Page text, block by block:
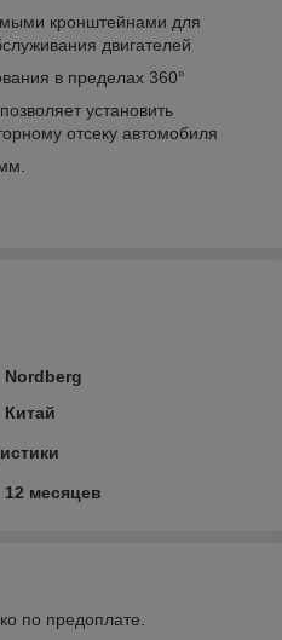
кронштейнами для
двигателей
в пределах 360°
установить
отсеку автомобиля
Nordberg
Китай
12 месяцев
по предоплате.